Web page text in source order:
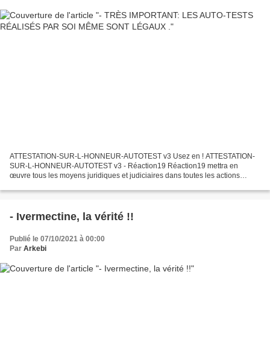
ATTESTATION-SUR-L-HONNEUR-AUTOTEST v3 Usez en ! ATTESTATION-
SUR-L-HONNEUR-AUTOTEST v3 - Réaction19 Réaction19 mettra en
œuvre tous les moyens juridiques et judiciaires dans toutes les actions
- Ivermectine, la vérité !!
Publié le 07/10/2021 à 00:00
Par Arkebi